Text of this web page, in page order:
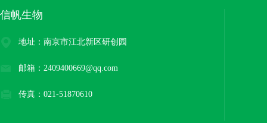
信帆生物
地址：南京市江北新区研创园
邮箱：2409400669@qq.com
传真：021-51870610